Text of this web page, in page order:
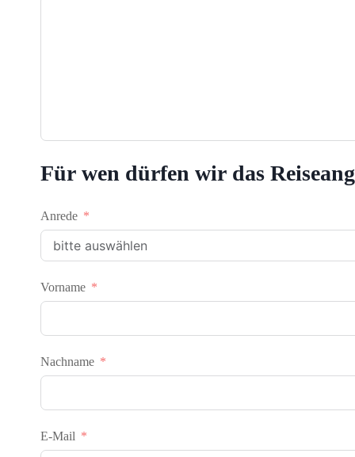
Für wen dürfen wir das
Anrede
Vorname
Nachname
E-Mail